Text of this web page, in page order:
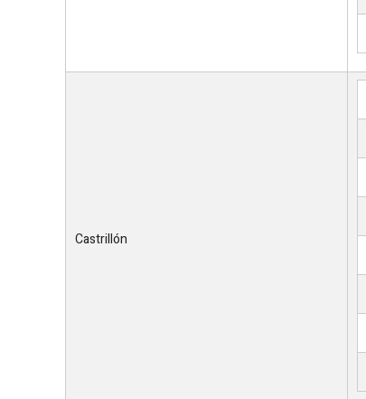
Castrillón